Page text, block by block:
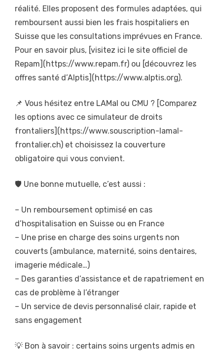
réalité. Elles proposent des formules adaptées, qui
remboursent aussi bien les frais hospitaliers en
Suisse que les consultations imprévues en France.
Pour en savoir plus, [visitez ici le site officiel de
Repam](https://www.repam.fr) ou [découvrez les
offres santé d’Alptis](https://www.alptis.org).
📌 Vous hésitez entre LAMal ou CMU ? [Comparez
les options avec ce simulateur de droits
frontaliers](https://www.souscription-lamal-
frontalier.ch) et choisissez la couverture
obligatoire qui vous convient.
🛡️ Une bonne mutuelle, c’est aussi :
– Un remboursement optimisé en cas
d’hospitalisation en Suisse ou en France
– Une prise en charge des soins urgents non
couverts (ambulance, maternité, soins dentaires,
imagerie médicale…)
– Des garanties d’assistance et de rapatriement en
cas de problème à l’étranger
– Un service de devis personnalisé clair, rapide et
sans engagement
💡 Bon à savoir : certains soins urgents admis en